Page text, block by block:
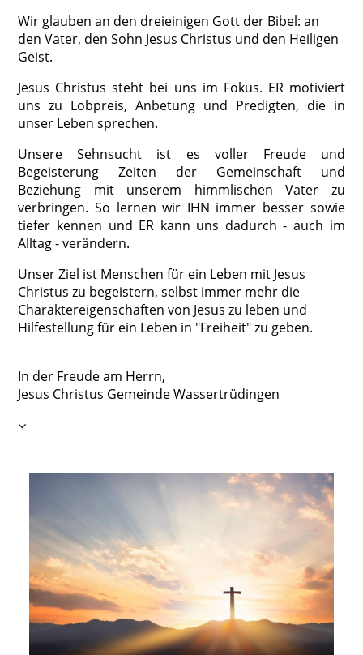
Wir glauben an den dreieinigen Gott der Bibel: an
den Vater, den Sohn Jesus Christus und den Heiligen
Geist.
Jesus Christus steht bei uns im Fokus. ER motiviert
uns zu Lobpreis, Anbetung und Predigten, die in
unser Leben sprechen.
Unsere Sehnsucht ist es voller Freude und
Begeisterung Zeiten der Gemeinschaft und
Beziehung mit unserem himmlischen Vater zu
verbringen. So lernen wir IHN immer besser sowie
tiefer kennen und ER kann uns dadurch - auch im
Alltag - verändern.
Unser Ziel ist Menschen für ein Leben mit Jesus
Christus zu begeistern, selbst immer mehr die
Charaktereigenschaften von Jesus zu leben und
Hilfestellung für ein Leben in "Freiheit" zu geben.
In der Freude am Herrn,
Jesus Christus Gemeinde Wassertrüdingen